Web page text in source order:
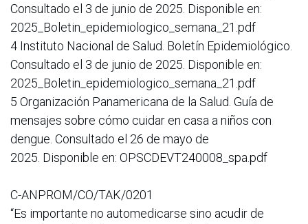
Consultado el 3 de junio de 2025. Disponible en:
2025_Boletin_epidemiologico_semana_21.pdf
4 Instituto Nacional de Salud. Boletín Epidemiológico.
Consultado el 3 de junio de 2025. Disponible en:
2025_Boletin_epidemiologico_semana_21.pdf
5 Organización Panamericana de la Salud. Guía de
mensajes sobre cómo cuidar en casa a niños con
dengue. Consultado el 26 de mayo de
2025. Disponible en: OPSCDEVT240008_spa.pdf
C-ANPROM/CO/TAK/0201
“Es importante no automedicarse sino acudir de